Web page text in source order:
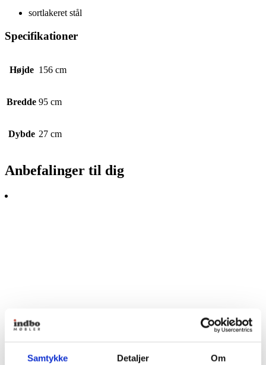
Samtykke Detaljer Om
sortlakeret stål
Specifikationer
Højde 156 cm
Bredde 95 cm
Dybde 27 cm
Anbefalinger til dig